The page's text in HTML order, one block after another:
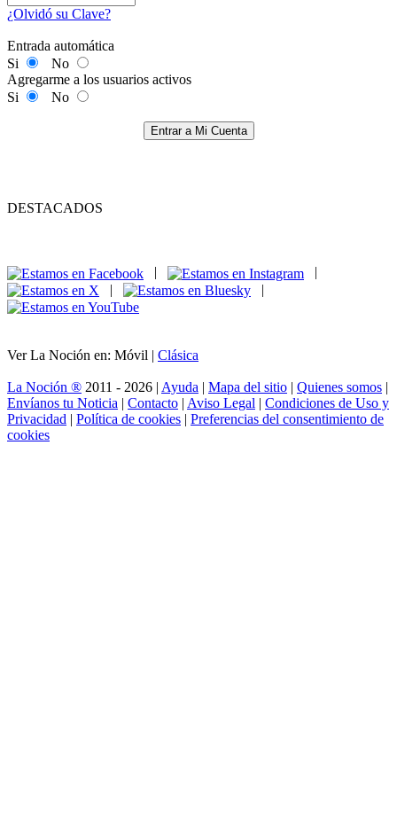
¿Olvidó su Clave?
Entrada automática
Si
No
Agregarme a los usuarios activos
Si
No
Entrar a Mi Cuenta
DESTACADOS
|
|
Ver La Noción en: Móvil | Clásica
La Noción ® 2011 - 2026 | Ayuda | Mapa del sitio | Quienes somos |
Envíanos tu Noticia | Contacto | Aviso Legal | Condiciones de Uso y
Privacidad | Política de cookies | Preferencias del consentimiento de
cookies